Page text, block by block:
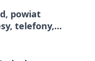
powiat
telefony,